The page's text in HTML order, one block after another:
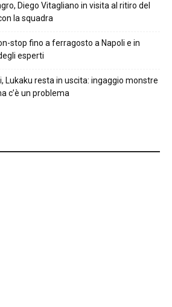
Diego Vitagliano in visita al ritiro del
la squadra
stop fino a ferragosto a Napoli e in
esperti
Lukaku resta in uscita: ingaggio monstre
c’è un problema